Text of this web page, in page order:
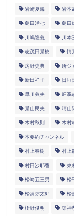
岩崎夏海 岩本
島田洋七 島田
川嶋隆義 川本
志茂田景樹 情
房野史典 所ジ
新田祥子 日垣
早川義夫 旺季
景山民夫 晴山
木村秋則 木村
本要約チャンネル
村上春樹 村上
村田沙耶香 東
松崎五三男 松
松浦弥太郎 松
枡野俊明 架神